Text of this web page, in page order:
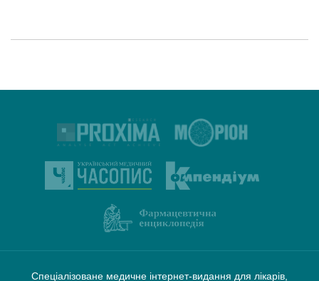
Спеціалізоване медичне інтернет-видання для лікарів,